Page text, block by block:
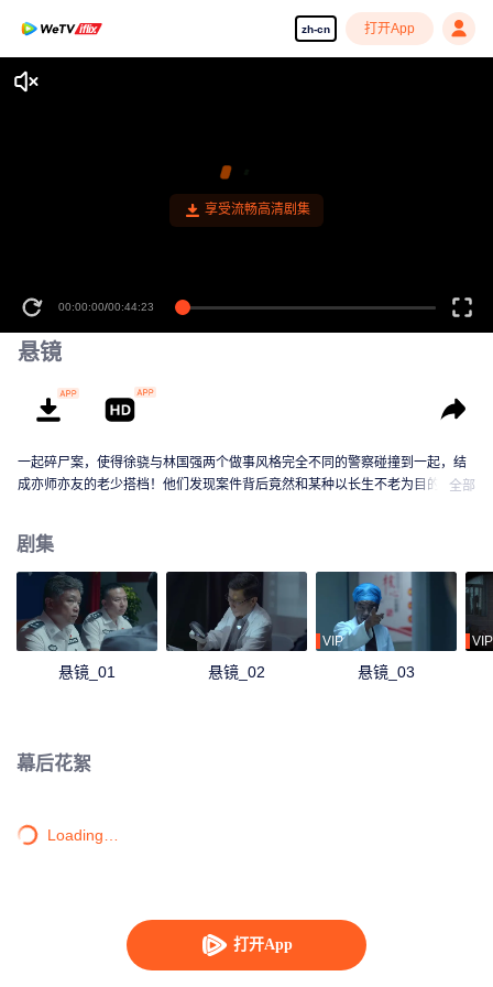
zh-cn 打开App
打开App
享受流畅高清剧集
00:00:00/00:44:23
悬镜
一起碎尸案，使得徐骁与林国强两个做事风格完全不同的警察碰撞到一起，结
成亦师亦友的老少搭档！他们发现案件背后竟然和某种以长生不老为目的的古
全部
剧集
悬镜_01 悬镜_02
VIP
悬镜_03
VIP
幕后花絮
Loading…